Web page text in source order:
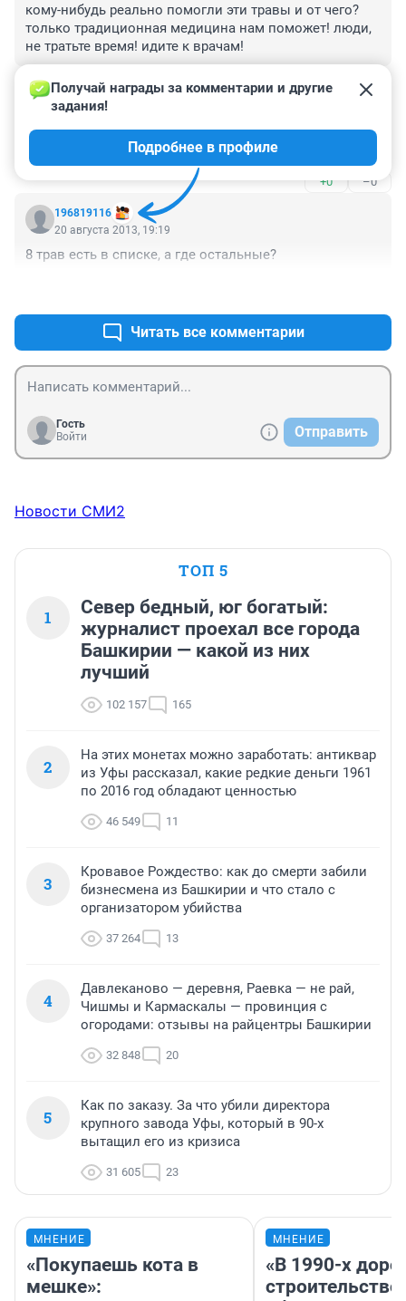
кому-нибудь реально помогли эти травы и от чего?
только традиционная медицина нам поможет! люди,
не тратьте время! идите к врачам!
Гость
Опять до зеленого чая добрались.
+0 –0
196819116
Получай награды за комментарии и другие
задания!
Подробнее в профиле
20 августа 2013, 19:19
8 трав есть в списке, а где остальные?
Читать все комментарии
Гость
Войти
Отправить
Новости СМИ2
ТОП 5
1
Север бедный, юг богатый:
журналист проехал все города
Башкирии — какой из них
лучший
102 157 165
2
На этих монетах можно заработать: антиквар
из Уфы рассказал, какие редкие деньги 1961
по 2016 год обладают ценностью
46 549 11
3
Кровавое Рождество: как до смерти забили
бизнесмена из Башкирии и что стало с
организатором убийства
37 264 13
4
Давлеканово — деревня, Раевка — не рай,
Чишмы и Кармаскалы — провинция с
огородами: отзывы на райцентры Башкирии
32 848 20
5
Как по заказу. За что убили директора
крупного завода Уфы, который в 90-х
вытащил его из кризиса
31 605 23
МНЕНИЕ
«Покупаешь кота в
мешке»:
МНЕНИЕ
«В 1990-х
строительство